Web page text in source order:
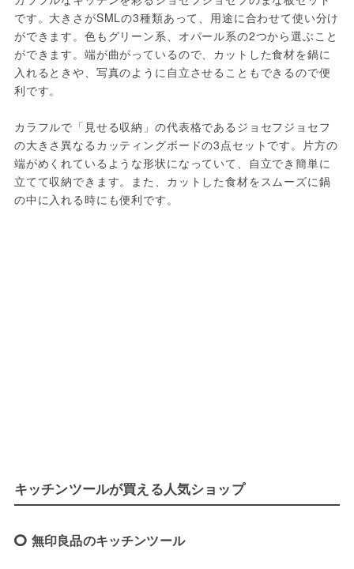
です。大きさがSMLの3種類あって、用途に合わせて使い分け
ができます。色もグリーン系、オパール系の2つから選ぶこと
ができます。端が曲がっているので、カットした食材を鍋に
入れるときや、写真のように自立させることもできるので便
利です。
カラフルで「見せる収納」の代表格であるジョセフジョセフ
の大きさ異なるカッティングボードの3点セットです。片方の
端がめくれているような形状になっていて、自立でき簡単に
立てて収納できます。また、カットした食材をスムーズに鍋
の中に入れる時にも便利です。
キッチンツールが買える人気ショップ
無印良品のキッチンツール